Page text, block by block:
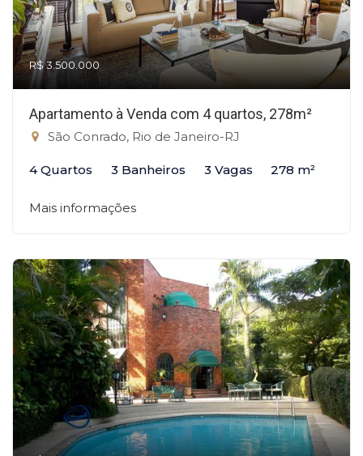
R$ 3.500.000
Apartamento à Venda com 4 quartos, 278m²
São Conrado, Rio de Janeiro-RJ
4 Quartos 3 Banheiros 3 Vagas 278 m²
Mais informações